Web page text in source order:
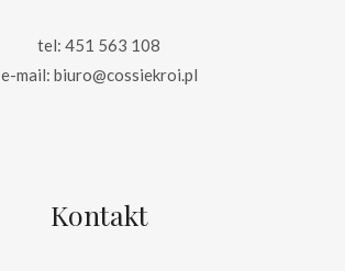
tel: 451 563 108
e-mail: biuro@cossiekroi.pl
Kontakt